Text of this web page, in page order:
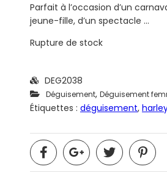
Parfait à l’occasion d’un
jeune-fille, d’un spectacle …
Rupture de stock
DEG2038
Déguisement, Déguisement
Étiquettes : déguisement,